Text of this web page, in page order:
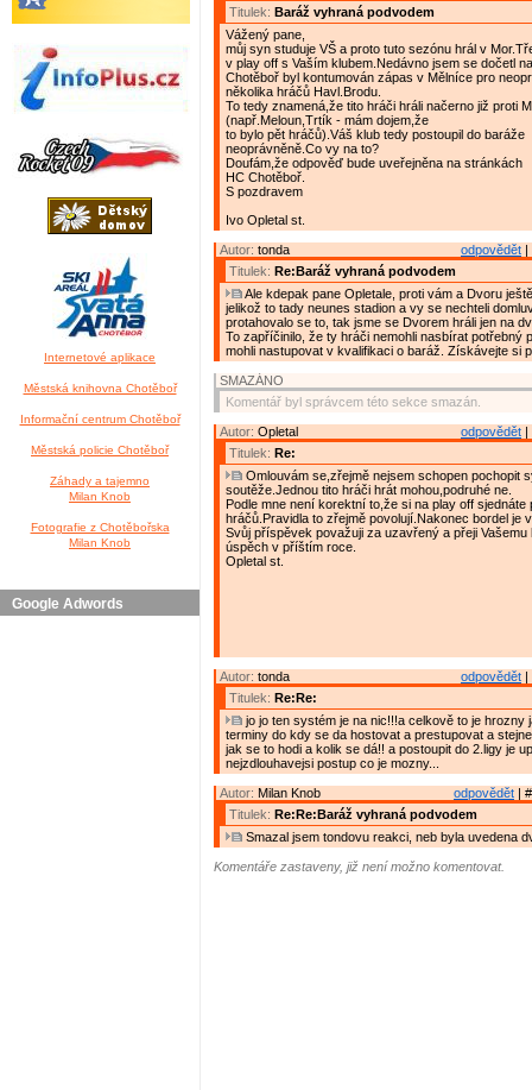
Internetové aplikace
Městská knihovna Chotěboř
Informační centrum Chotěboř
Městská policie Chotěboř
Záhady a tajemno
Milan Knob
Fotografie z Chotěbořska
Milan Knob
Google Adwords
Titulek: Baráž vyhraná podvodem
Vážený pane,
můj syn studuje VŠ a proto tuto sezónu hrál v
v play off s Vaším klubem.Nedávno jsem se dočetl
Chotěboř byl kontumován zápas v Mělníce pro
několika hráčů Havl.Brodu.
To tedy znamená,že tito hráči hráli načerno již proti
(např.Meloun,Trtík - mám dojem,že
to bylo pět hráčů).Váš klub tedy postoupil do baráže
neoprávněně.Co vy na to?
Doufám,že odpověď bude uveřejněna na stránkách
HC Chotěboř.
S pozdravem
Ivo Opletal st.
odpovědět |
Autor: tonda
Titulek: Re:Baráž vyhraná podvodem
Ale kdepak pane Opletale, proti vám a Dvoru
jelikož to tady neunes stadion a vy se nechteli
protahovalo se to, tak jsme se Dvorem hráli jen na
To zapříčinilo, že ty hráči nemohli nasbírat potřebný
mohli nastupovat v kvalifikaci o baráž. Získávejte si
SMAZÁNO
Komentář byl správcem této sekce smazán.
odpovědět |
Autor: Opletal
Titulek: Re:
Omlouvám se,zřejmě nejsem schopen pochopit
soutěže.Jednou tito hráči hrát mohou,podruhé ne.
Podle mne není korektní to,že si na play off sjednáte
hráčů.Pravidla to zřejmě povolují.Nakonec bordel je
Svůj příspěvek považuji za uzavřený a přeji Vašemu
úspěch v příštím roce.
Opletal st.
odpovědět |
Autor: tonda
Titulek: Re:Re:
jo jo ten systém je na nic!!!a celkově to je hrozny
terminy do kdy se da hostovat a prestupovat a
jak se to hodi a kolik se dá!! a postoupit do 2.ligy je
nejzdlouhavejsi postup co je mozny...
odpovědět |
Autor: Milan Knob
Titulek: Re:Re:Baráž vyhraná podvodem
Smazal jsem tondovu reakci, neb byla uvedena
Komentáře zastaveny, již není možno komentovat.